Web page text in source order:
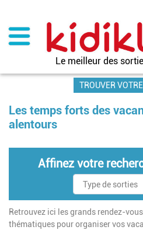
contenu
principal
Le meilleur des
TROUVER
Les temps forts des
alentours
Affinez votre
Retrouvez ici les grands rendez-
thématiques pour organiser vos